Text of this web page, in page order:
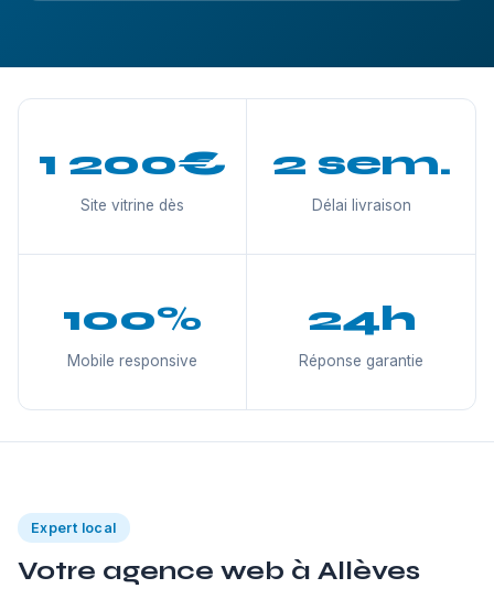
1 200€
Site vitrine dès
2 sem.
Délai livraison
100%
Mobile responsive
24h
Réponse garantie
Expert local
Votre agence web à Allèves